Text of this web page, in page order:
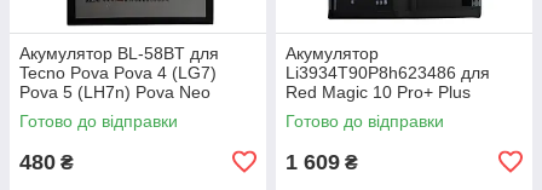
Акумулятор BL-58BT для
Tecno Pova Pova 4 (LG7)
Pova 5 (LH7n) Pova Neo
Готово до відправки
480 ₴
Акумулятор
Li3934T90P8h623486 для
Red Magic 10 Pro+ Plus
Готово до відправки
1 609 ₴